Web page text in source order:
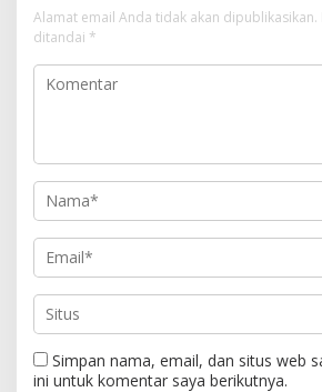
Alamat email Anda tidak akan dipublikasikan.
ditandai *
Simpan nama, email, dan situs web
ini untuk komentar saya berikutnya.